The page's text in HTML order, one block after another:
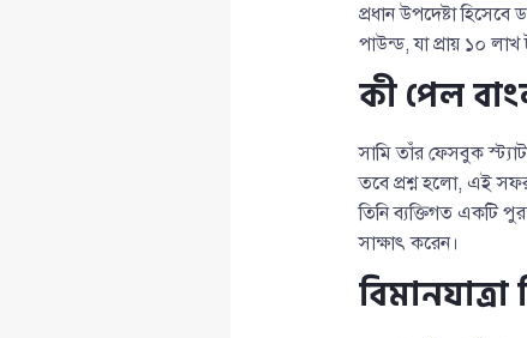
প্রধান উপদেষ্টা
পাউন্ড, যা প্রায় ১০
কী পেল
সামি তাঁর ফেসবুক
তবে প্রশ্ন হলো, এই
তিনি ব্যক্তিগত একটি
সাক্ষাৎ করেন।
বিমানযাত্রা